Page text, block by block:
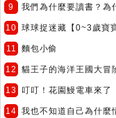
9 我們為什麼要讀書？為
10 球球捉迷藏【0~3歲寶
11 麵包小偷
12 貓王子的海洋王國大冒
13 叮叮！花園鰻電車來了
14 我也不知道自己為什麼